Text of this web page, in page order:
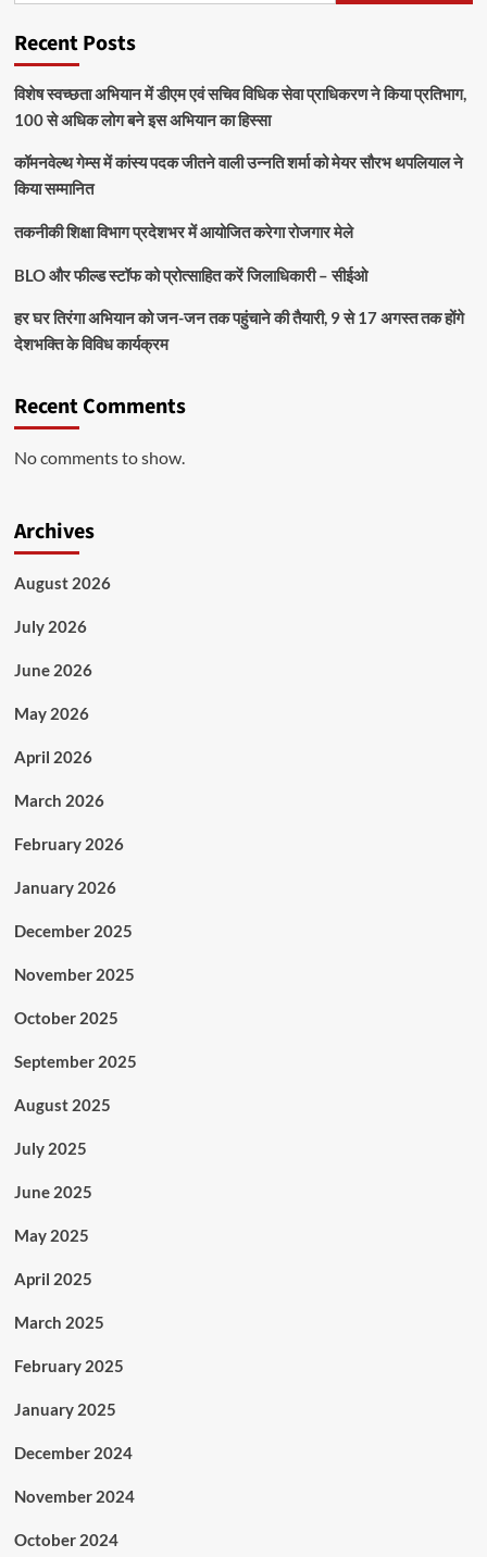
Recent Posts
विशेष स्वच्छता अभियान में डीएम एवं सचिव विधिक सेवा प्राधिकरण ने किया प्रतिभाग,
100 से अधिक लोग बने इस अभियान का हिस्सा
कॉमनवेल्थ गेम्स में कांस्य पदक जीतने वाली उन्नति शर्मा को मेयर सौरभ थपलियाल ने
किया सम्मानित
तकनीकी शिक्षा विभाग प्रदेशभर में आयोजित करेगा रोजगार मेले
BLO और फील्ड स्टॉफ को प्रोत्साहित करें जिलाधिकारी – सीईओ
हर घर तिरंगा अभियान को जन-जन तक पहुंचाने की तैयारी, 9 से 17 अगस्त तक होंगे
देशभक्ति के विविध कार्यक्रम
Recent Comments
No comments to show.
Archives
August 2026
July 2026
June 2026
May 2026
April 2026
March 2026
February 2026
January 2026
December 2025
November 2025
October 2025
September 2025
August 2025
July 2025
June 2025
May 2025
April 2025
March 2025
February 2025
January 2025
December 2024
November 2024
October 2024